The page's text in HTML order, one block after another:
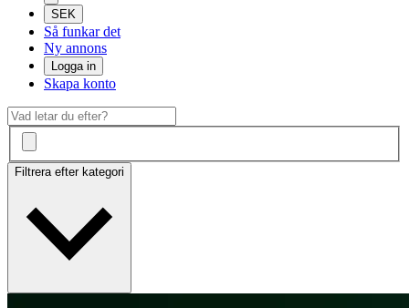
SEK
Så funkar det
Ny annons
Logga in
Skapa konto
Filtrera efter kategori